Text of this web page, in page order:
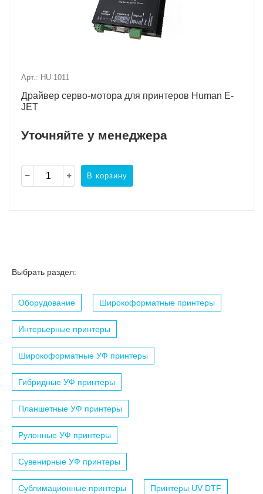
Арт.: HU-1011
Драйвер серво-мотора для принтеров Human E-
JET
Уточняйте у менеджера
В корзину
Выбрать раздел:
Оборудование Широкоформатные принтеры
Интерьерные принтеры
Широкоформатные УФ принтеры
Гибридные УФ принтеры
Планшетные УФ принтеры
Рулонные УФ принтеры
Сувенирные УФ принтеры
Сублимационные принтеры Принтеры UV DTF